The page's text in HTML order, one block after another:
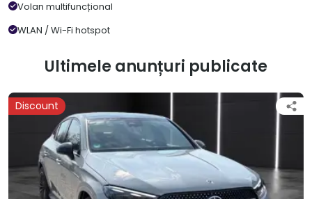
Volan multifuncțional
WLAN / Wi-Fi hotspot
Ultimele anunțuri publicate
Discount